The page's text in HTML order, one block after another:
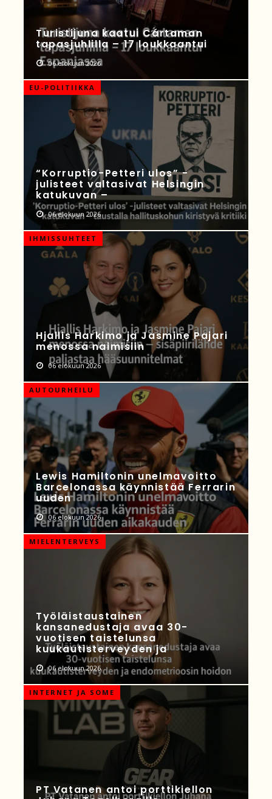
Turistijuna kaatui Cártaman
tapasjuhlilla – 17 loukkaantui
06 elokuun 2026
EU-POLITIIKKA
“Korruptio-Petteri ulos” -
julisteet valtasivat Helsingin
katukuvan –
06 elokuun 2026
IHMISSUHTEET
Hjallis Harkimo ja Jasmine Pajari
menossa naimisiin
06 elokuun 2026
AUTOURHEILU
Lewis Hamiltonin unelmavoitto
Barcelonassa käynnistää Ferrarin
uuden
06 elokuun 2026
MIELENTERVEYS
Työläistaustainen
kansanedustaja avaa 30-
vuotisen taistelunsa
kuukautisterveyden ja
06 elokuun 2026
INTERNET JA SOME
PT Vatanen antoi porttikiellon